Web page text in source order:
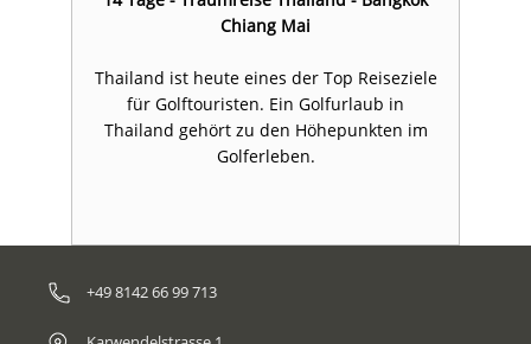
Chiang Mai
Thailand ist heute eines der Top Reiseziele
für Golftouristen. Ein Golfurlaub in
Thailand gehört zu den Höhepunkten im
Golferleben.
+49 8142 66 99 713